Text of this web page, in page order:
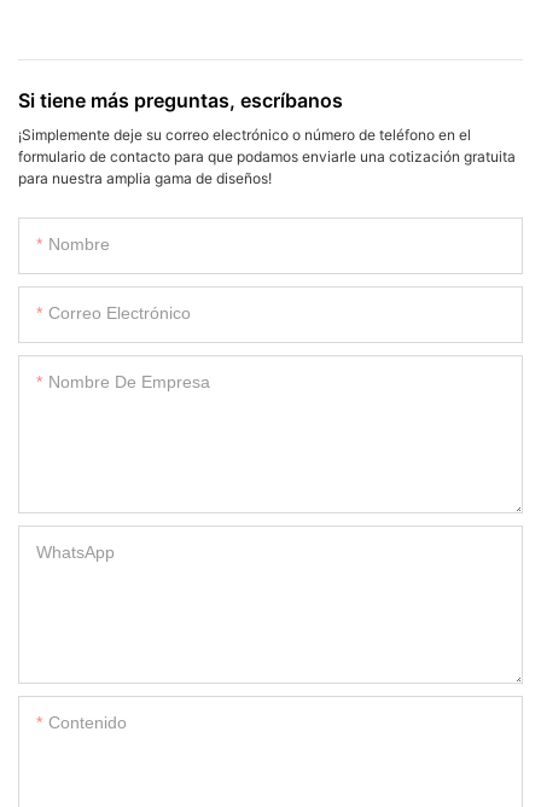
Si tiene más preguntas, escríbanos
¡Simplemente deje su correo electrónico o número de teléfono en el
formulario de contacto para que podamos enviarle una cotización gratuita
para nuestra amplia gama de diseños!
Nombre
Correo Electrónico
Nombre De Empresa
WhatsApp
Contenido